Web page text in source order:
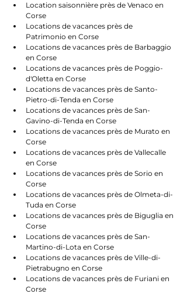
Location saisonnière près de Venaco en
Corse
Locations de vacances près de
Patrimonio en Corse
Locations de vacances près de Barbaggio
en Corse
Locations de vacances près de Poggio-
d'Oletta en Corse
Locations de vacances près de Santo-
Pietro-di-Tenda en Corse
Locations de vacances près de San-
Gavino-di-Tenda en Corse
Locations de vacances près de Murato en
Corse
Locations de vacances près de Vallecalle
en Corse
Locations de vacances près de Sorio en
Corse
Locations de vacances près de Olmeta-di-
Tuda en Corse
Locations de vacances près de Biguglia en
Corse
Locations de vacances près de San-
Martino-di-Lota en Corse
Locations de vacances près de Ville-di-
Pietrabugno en Corse
Locations de vacances près de Furiani en
Corse